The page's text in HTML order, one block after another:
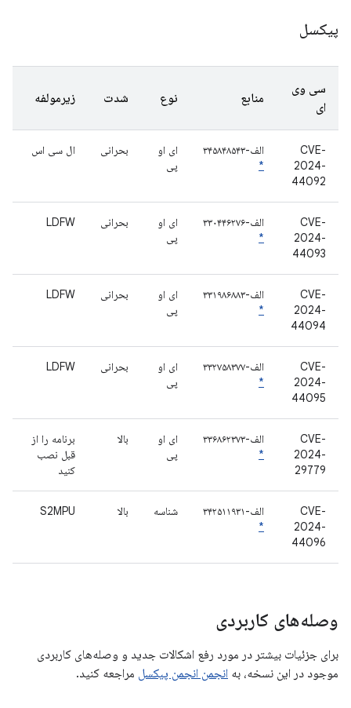
پیکسل
سی وی
ای
منابع نوع شدت زیرمولفه
CVE-
2024-
44092
الف-۳۴۵۸۴۸۵۴۳
*
ای او
پی
بحرانی ال سی اس
CVE-
2024-
44093
الف-۳۳۰۴۴۶۲۷۶
*
ای او
پی
بحرانی LDFW
CVE-
2024-
44094
الف-۳۳۱۹۸۶۸۸۳
*
ای او
پی
بحرانی LDFW
CVE-
2024-
44095
الف-۳۳۲۷۵۸۳۷۷
*
ای او
پی
بحرانی LDFW
CVE-
2024-
29779
الف-۳۳۶۸۶۲۳۷۳
*
ای او
پی
بالا
برنامه را از
قبل نصب
کنید
CVE-
2024-
44096
الف-۳۴۲۵۱۱۹۳۱
*
شناسه بالا S2MPU
وصله‌های کاربردی
برای جزئیات بیشتر در مورد رفع اشکالات جدید و وصله‌های کاربردی
موجود در این نسخه، به انجمن انجمن پیکسل مراجعه کنید.